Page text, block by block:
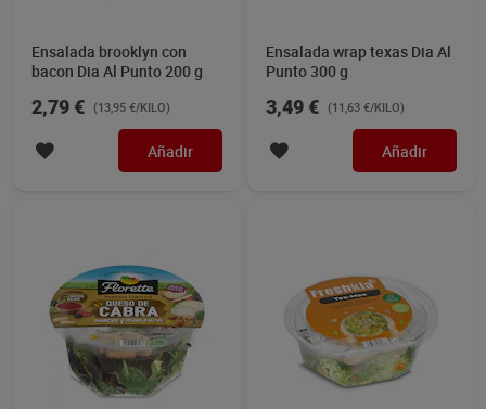
Ensalada brooklyn con
bacon Dia Al Punto 200 g
2,79 € (13,95 €/KILO)
Añadir
Ensalada wrap texas Dia Al
Punto 300 g
3,49 € (11,63 €/KILO)
Añadir